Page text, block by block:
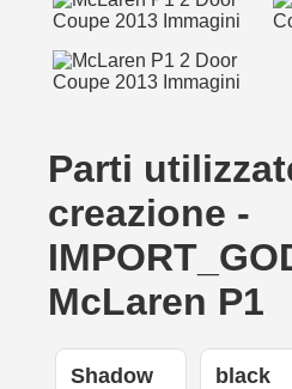
Parti
creazione -
McLaren P1
Shadow black